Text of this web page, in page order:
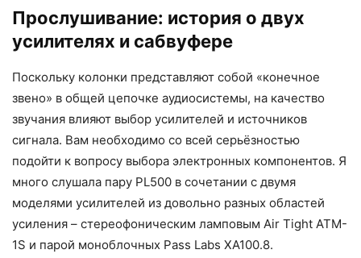
Прослушивание: история о двух
усилителях и сабвуфере
Поскольку колонки представляют собой «конечное
звено» в общей цепочке аудиосистемы, на качество
звучания влияют выбор усилителей и источников
сигнала. Вам необходимо со всей серьёзностью
подойти к вопросу выбора электронных компонентов. Я
много слушала пару PL500 в сочетании с двумя
моделями усилителей из довольно разных областей
усиления – стереофоническим ламповым Air Tight ATM-
1S и парой моноблочных Pass Labs XA100.8.